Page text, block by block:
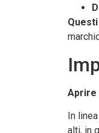
Aprire
In
alti, in